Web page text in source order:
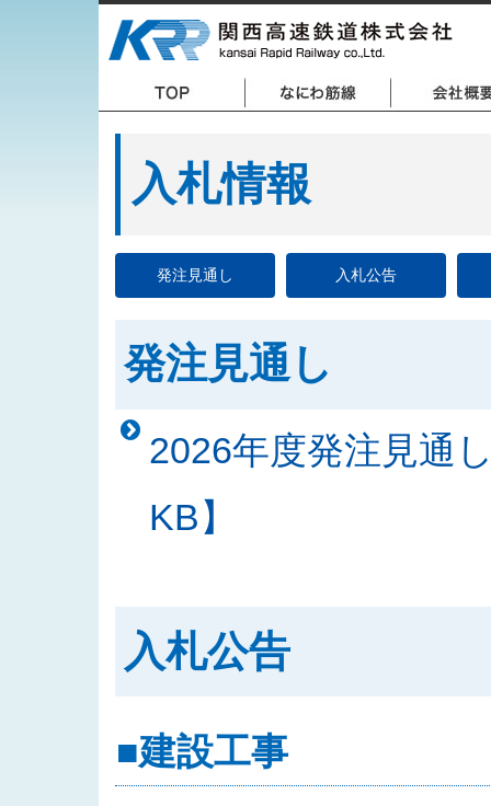
入札情報
発注見通し 入札公告
発注見通し
2026年度発注見通
KB】
入札公告
■建設工事